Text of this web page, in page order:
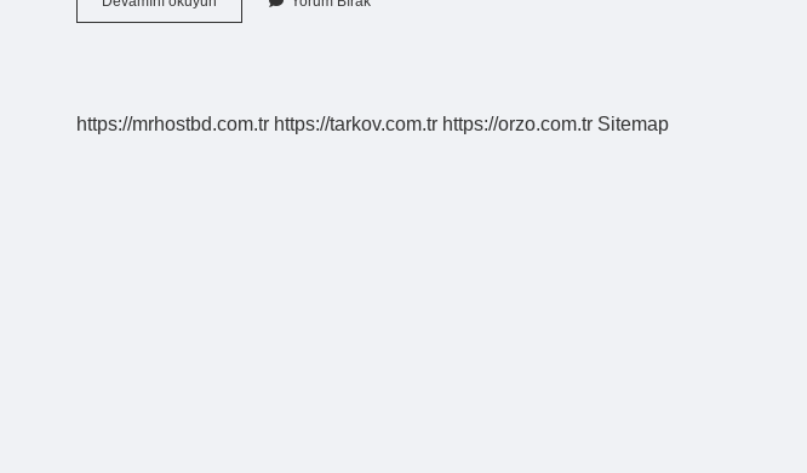
Ne
https://mrhostbd.com.tr https://tarkov.com.tr https://orzo.com.tr Sitemap